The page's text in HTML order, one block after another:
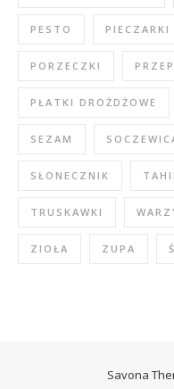
PESTO PIECZARKI
PORZECZKI
PŁATKI DROŻDŻOWE
SEZAM
SŁONECZNIK
TRUSKAWKI
ZIOŁA ZUPA
Savona